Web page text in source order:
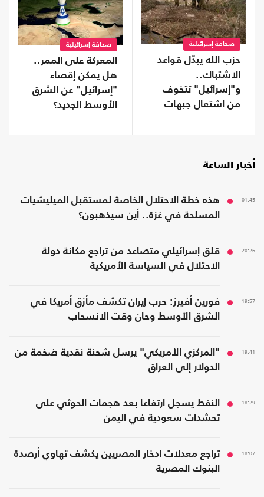
صحافة إسرائيلية
حزب الله يبدّل قواعد
الاشتباك..
و"إسرائيل" تتخوف
من اشتعال جبهات
صحافة إسرائيلية
المعركة على الممر..
هل يمكن إقصاء
"إسرائيل" عن الشرق
الأوسط الجديد؟
أخبار الساعة
01:45
هذه خطة الاحتلال الخاصة لمستقبل الميليشيات
المسلحة في غزة.. أين سيذهبون؟
20:26
قلق إسرائيلي متصاعد من تراجع مكانة دولة
الاحتلال في السياسة الأمريكية
19:57
فورين أفيرز: حرب إيران تكشف مأزق أمريكا في
الشرق الأوسط وحان وقت الانسحاب
19:41
"المركزي الأمريكي" يرسل شحنة نقدية ضخمة من
الدولار إلى العراق
18:29
النفط يسجل ارتفاعا بعد هجمات الحوثي على
تحشدات سعودية في اليمن
18:07
تراجع معدلات ادخار المصريين يكشف تهاوي أرصدة
البنوك المصرية